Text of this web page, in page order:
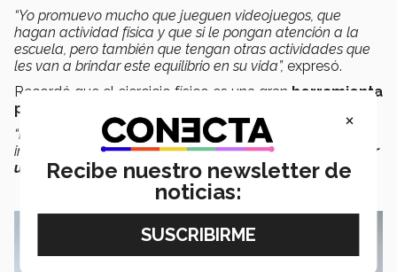
“Yo promuevo mucho que jueguen videojuegos, que
hagan actividad física y que si le pongan atención a la
escuela, pero también que tengan otras actividades que
les van a brindar este equilibrio en su vida”, expresó.
Recordó que el ejercicio físico es una gran herramienta
para liberar tensión
“No es necesario pasar horas en el gimnasio, pero
incorporar actividad física en la rutina diaria
puede hacer
una gran diferencia”,afirmó.
×
Recibe nuestro newsletter de
noticias: